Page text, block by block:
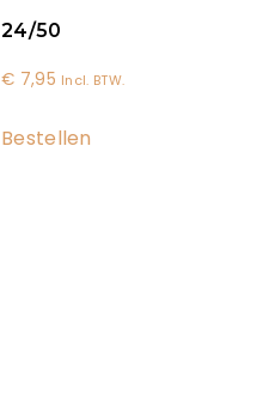
24/50
€ 7,95 Incl. BTW.
Bestellen